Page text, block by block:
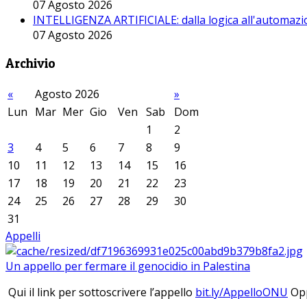
07 Agosto 2026
INTELLIGENZA ARTIFICIALE: dalla logica
07 Agosto 2026
Archivio
« Agosto 2026
»
Lun Mar Mer Gio Ven Sab
Dom
1
2
3
4 5 6 7 8
9
10
11 12 13 14 15
16
17
18 19 20 21 22
23
24
25 26 27 28 29
30
31
Appelli
Un appello per fermare il genocidio in Palestina
Qui il link per sottoscrivere l’appello bit.ly/AppelloONU